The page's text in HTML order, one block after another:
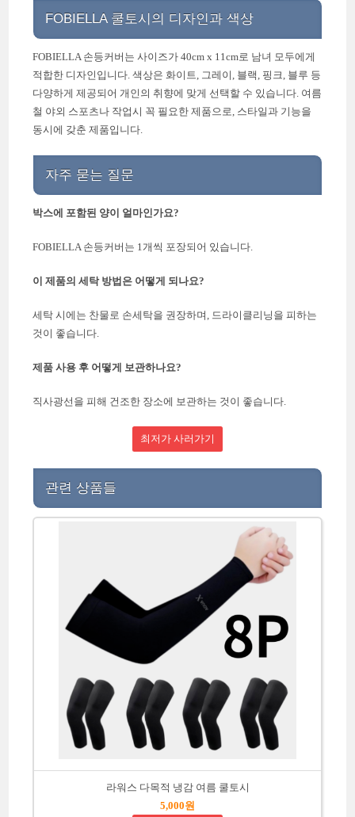
FOBIELLA 쿨토시의 디자인과 색상
FOBIELLA 손등커버는 사이즈가 40cm x 11cm로 남녀 모두에게
적합한 디자인입니다. 색상은 화이트, 그레이, 블랙, 핑크, 블루 등
다양하게 제공되어 개인의 취향에 맞게 선택할 수 있습니다. 여름
철 야외 스포츠나 작업시 꼭 필요한 제품으로, 스타일과 기능을
동시에 갖춘 제품입니다.
자주 묻는 질문
박스에 포함된 양이 얼마인가요?
FOBIELLA 손등커버는 1개씩 포장되어 있습니다.
이 제품의 세탁 방법은 어떻게 되나요?
세탁 시에는 찬물로 손세탁을 권장하며, 드라이클리닝을 피하는
것이 좋습니다.
제품 사용 후 어떻게 보관하나요?
직사광선을 피해 건조한 장소에 보관하는 것이 좋습니다.
최저가 사러가기
관련 상품들
라워스 다목적 냉감 여름 쿨토시
5,000원